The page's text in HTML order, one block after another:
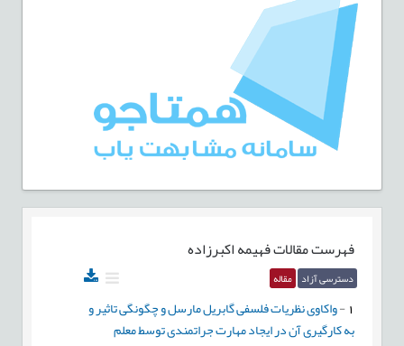
فهرست مقالاتفهیمه اکبرزاده
دسترسی آزاد مقاله
-واکاوی نظریات فلسفی گابریل مارسل و چگونگی تاثیر و
به کارگیری آن در ایجاد مهارت جراتمندی توسط معلم